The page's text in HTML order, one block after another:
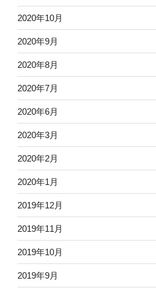
2020年10月
2020年9月
2020年8月
2020年7月
2020年6月
2020年3月
2020年2月
2020年1月
2019年12月
2019年11月
2019年10月
2019年9月